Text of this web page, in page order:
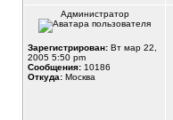
Администратор
Зарегистрирован: Вт мар 22,
2005 5:50 pm
Сообщения: 10186
Откуда: Москва